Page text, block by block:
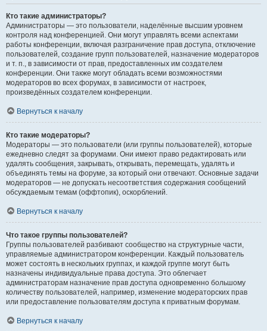
Кто такие администраторы?
Администраторы — это пользователи, наделённые высшим уровнем
контроля над конференцией. Они могут управлять всеми аспектами
работы конференции, включая разграничение прав доступа, отключение
пользователей, создание групп пользователей, назначение модераторов
и т. п., в зависимости от прав, предоставленных им создателем
конференции. Они также могут обладать всеми возможностями
модераторов во всех форумах, в зависимости от настроек,
произведённых создателем конференции.
Вернуться к началу
Кто такие модераторы?
Модераторы — это пользователи (или группы пользователей), которые
ежедневно следят за форумами. Они имеют право редактировать или
удалять сообщения, закрывать, открывать, перемещать, удалять и
объединять темы на форуме, за который они отвечают. Основные задачи
модераторов — не допускать несоответствия содержания сообщений
обсуждаемым темам (оффтопик), оскорблений.
Вернуться к началу
Что такое группы пользователей?
Группы пользователей разбивают сообщество на структурные части,
управляемые администратором конференции. Каждый пользователь
может состоять в нескольких группах, и каждой группе могут быть
назначены индивидуальные права доступа. Это облегчает
администраторам назначение прав доступа одновременно большому
количеству пользователей, например, изменение модераторских прав
или предоставление пользователям доступа к приватным форумам.
Вернуться к началу